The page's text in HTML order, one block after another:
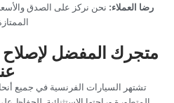
‏رضا العملاء:‏ نحن نركز على الصدق
‏متجرك المفضل لإصلاح
‏تشتهر السيارات الفرنسية في جميع